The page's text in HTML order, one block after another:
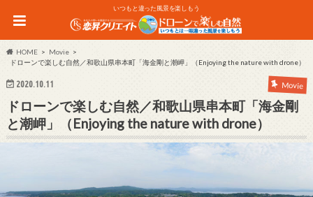
いつもと違った風景を楽しもう
HOME
Movie
ドローンで楽しむ自然／和歌山県串本町「海金剛と潮岬」（Enjoying the nature with drone）
2020.10.11 Movie
ドローンで楽しむ自然／和歌山県串本町「海金剛
と潮岬」（Enjoying the nature with drone）